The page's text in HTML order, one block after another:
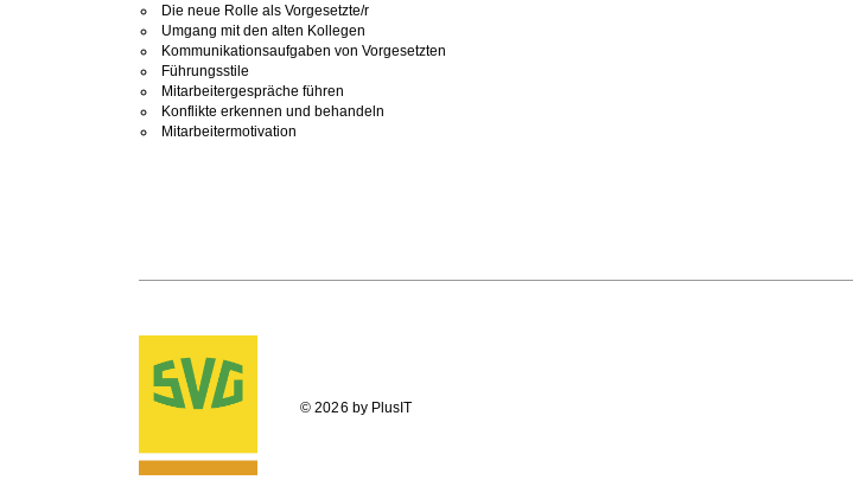
Die neue Rolle als Vorgesetzte/r
Umgang mit den alten Kollegen
Kommunikationsaufgaben von Vorgesetzten
Führungsstile
Mitarbeitergespräche führen
Konflikte erkennen und behandeln
Mitarbeitermotivation
© 2026 by PlusIT